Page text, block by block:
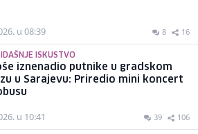
u 08:39 8 16
ISKUSTVO
iznenadio putnike u gradskom
u Sarajevu: Priredio mini koncert
u 10:41 39 106